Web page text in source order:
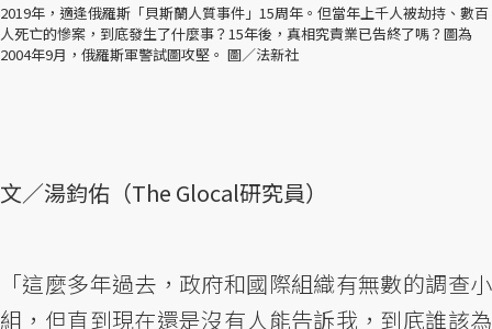
2019年，適逢俄羅斯「貝斯蘭人質事件」15周年。但當年上千人被劫持、數百
人死亡的慘案，到底發生了什麼事？15年後，真相究責業已告終了嗎？圖為
2004年9月，俄羅斯軍警試圖攻堅。 圖／法新社
文／湯鈞佑（The Glocal研究員）
「這麼多年過去，政府和國際組織有無數的調查小
組，但直到現在還是沒有人能告訴我，到底誰該為